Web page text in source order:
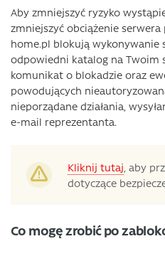
Aby zmniejszyć ryzyko
zmniejszyć obciążenie
home.pl blokują
odpowiedni katalog na Twoim
komunikat o blokadzie oraz
powodujących
nieporządane działania,
e-mail reprezentanta.
Kliknij tutaj, aby
dotyczące
Co mogę zrobić po